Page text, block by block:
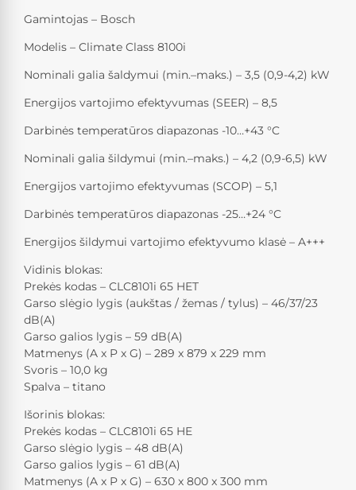
Gamintojas – Bosch
Modelis – Climate Class 8100i
Nominali galia šaldymui (min.–maks.) – 3,5 (0,9-4,2) kW
Energijos vartojimo efektyvumas (SEER) – 8,5
Darbinės temperatūros diapazonas -10…+43 °C
Nominali galia šildymui (min.–maks.) – 4,2 (0,9-6,5) kW
Energijos vartojimo efektyvumas (SCOP) – 5,1
Darbinės temperatūros diapazonas -25…+24 °C
Energijos šildymui vartojimo efektyvumo klasė – A+++
Vidinis blokas:
Prekės kodas – CLC8101i 65 HET
Garso slėgio lygis (aukštas / žemas / tylus) – 46/37/23
dB(A)
Garso galios lygis – 59 dB(A)
Matmenys (A x P x G) – 289 x 879 x 229 mm
Svoris – 10,0 kg
Spalva – titano
Išorinis blokas:
Prekės kodas – CLC8101i 65 HE
Garso slėgio lygis – 48 dB(A)
Garso galios lygis – 61 dB(A)
Matmenys (A x P x G) – 630 x 800 x 300 mm